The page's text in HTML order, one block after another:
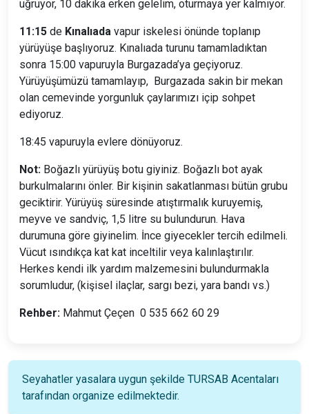
uğruyor, 10 dakika erken gelelim, oturmaya yer kalmıyor.
11:15 de Kınalıada vapur iskelesi önünde toplanıp
yürüyüşe başlıyoruz. Kınalıada turunu tamamladıktan
sonra 15:00 vapuruyla Burgazada’ya geçiyoruz.
Yürüyüşümüzü tamamlayıp, Burgazada sakin bir mekan
olan cemevinde yorgunluk çaylarımızı içip sohpet
ediyoruz.
18:45 vapuruyla evlere dönüyoruz.
Not: Boğazlı yürüyüş botu giyiniz. Boğazlı bot ayak
burkulmalarını önler. Bir kişinin sakatlanması bütün grubu
geciktirir. Yürüyüş süresinde atıştırmalık kuruyemiş,
meyve ve sandviç, 1,5 litre su bulundurun. Hava
durumuna göre giyinelim. İnce giyecekler tercih edilmeli.
Vücut ısındıkça kat kat inceltilir veya kalınlaştırılır.
Herkes kendi ilk yardım malzemesini bulundurmakla
sorumludur, (kişisel ilaçlar, sargı bezi, yara bandı vs.)
Rehber: Mahmut Çeçen 0 535 662 60 29
Seyahatler yasalara uygun şekilde TURSAB Acentaları
tarafından organize edilmektedir.